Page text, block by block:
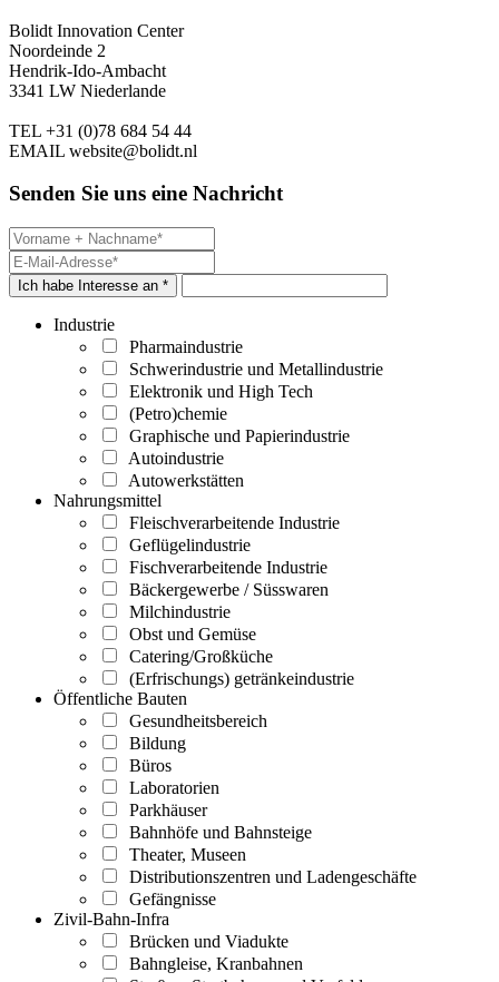
Bolidt Innovation Center
Noordeinde 2
Hendrik-Ido-Ambacht
3341 LW Niederlande
TEL +31 (0)78 684 54 44
EMAIL website@bolidt.nl
Senden Sie uns eine Nachricht
Ich habe Interesse an *
Industrie
Pharmaindustrie
Schwerindustrie und Metallindustrie
Elektronik und High Tech
(Petro)chemie
Graphische und Papierindustrie
Autoindustrie
Autowerkstätten
Nahrungsmittel
Fleischverarbeitende Industrie
Geflügelindustrie
Fischverarbeitende Industrie
Bäckergewerbe / Süsswaren
Milchindustrie
Obst und Gemüse
Catering/Großküche
(Erfrischungs) getränkeindustrie
Öffentliche Bauten
Gesundheitsbereich
Bildung
Büros
Laboratorien
Parkhäuser
Bahnhöfe und Bahnsteige
Theater, Museen
Distributionszentren und Ladengeschäfte
Gefängnisse
Zivil-Bahn-Infra
Brücken und Viadukte
Bahngleise, Kranbahnen